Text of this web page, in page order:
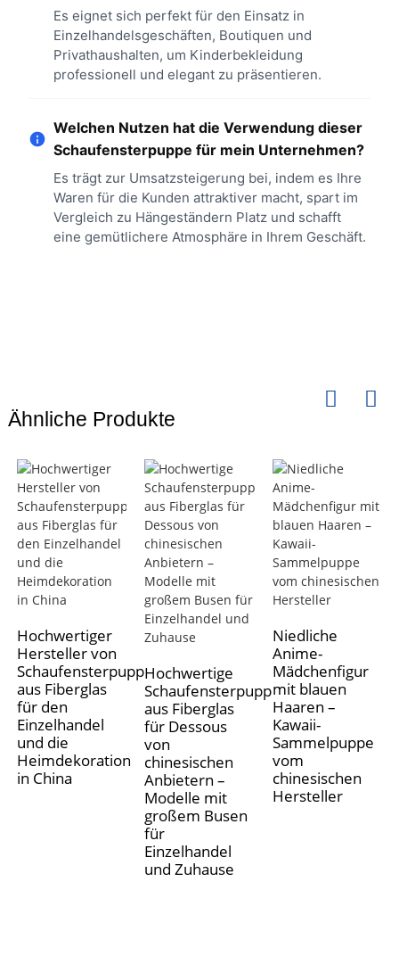
Es eignet sich perfekt für den Einsatz in
Einzelhandelsgeschäften, Boutiquen und
Privathaushalten, um Kinderbekleidung
professionell und elegant zu präsentieren.
Welchen Nutzen hat die Verwendung dieser
Schaufensterpuppe für mein Unternehmen?
Es trägt zur Umsatzsteigerung bei, indem es Ihre
Waren für die Kunden attraktiver macht, spart im
Vergleich zu Hängeständern Platz und schafft
eine gemütlichere Atmosphäre in Ihrem Geschäft.
Ähnliche Produkte
Hochwertiger
Hersteller von
Schaufensterpuppen
aus Fiberglas
für den
Einzelhandel
und die
Heimdekoration
in China
Hochwertige
Schaufensterpuppen
aus Fiberglas
für Dessous
von
chinesischen
Anbietern –
Modelle mit
großem Busen
für
Einzelhandel
und Zuhause
Niedliche
Anime-
Mädchenfigur
mit blauen
Haaren –
Kawaii-
Sammelpuppe
vom
chinesischen
Hersteller